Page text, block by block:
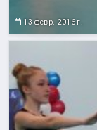
13 февр. 2016 г.